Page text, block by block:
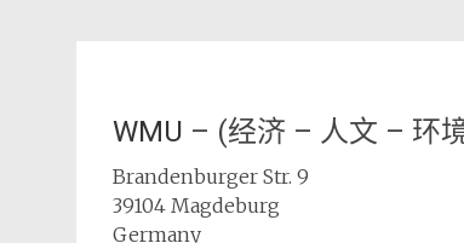
WMU – (经济 – 人文 – 环
Brandenburger Str. 9
39104 Magdeburg
Germany